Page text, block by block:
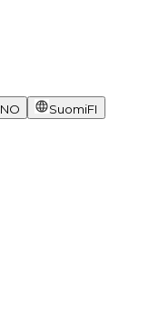
NO SuomiFI